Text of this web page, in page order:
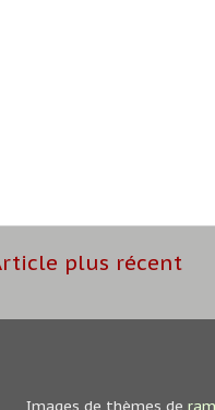
plus récent
Images de thèmes de